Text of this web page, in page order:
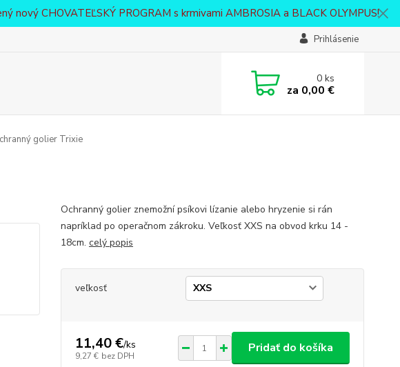
nový CHOVATEĽSKÝ PROGRAM s krmivami AMBROSIA a BLACK OLYMPUS!
Prihlásenie
0ks
za 0,00 €
golier Trixie
Ochranný golier znemožní psíkovi lízanie alebo hryzenie si rán
napríklad po operačnom zákroku. Veľkosť XXS na obvod krku 14 -
18cm. celý popis
veľkosť
11,40 €/ks
9,27 € bez DPH
Pridať do košíka